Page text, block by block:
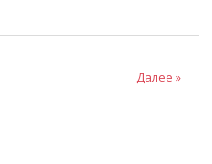
Далее »